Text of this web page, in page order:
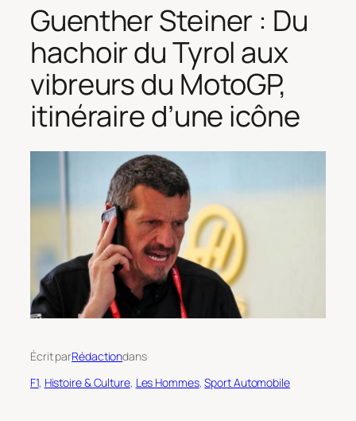
Guenther Steiner : Du
hachoir du Tyrol aux
vibreurs du MotoGP,
itinéraire d’une icône
Écrit parRédactiondans
F1, Histoire & Culture, Les Hommes, Sport Automobile